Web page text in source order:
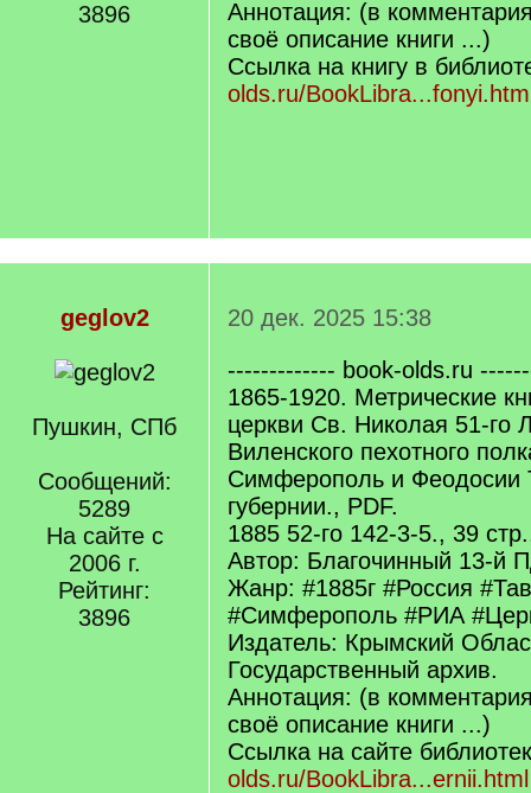
3896
Аннотация: (в
своё описание книги ...)
Ссылка на книгу в
olds.ru/
geglov2
Пушкин, СПб
Сообщений:
5289
На сайте с
2006 г.
Рейтинг:
3896
20 дек. 2025 15:38
------------- book-olds.ru
1865-1920. Метрические
церкви Св. Николая 51-го
Виленского пехотного
Симферополь и Феодосии
губернии., PDF.
1885 52-го 142-3-5., 39
Автор: Благочинный 13-й
Жанр: #1885г #Россия
#Симферополь #РИА
Издатель: Крымский
Государственный архив.
Аннотация: (в
своё описание книги ...)
Ссылка на сайте
olds.ru/BookLibra...ernii.html